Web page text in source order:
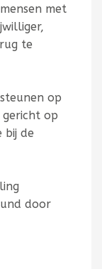
met
te
op
gericht op
bij de
door